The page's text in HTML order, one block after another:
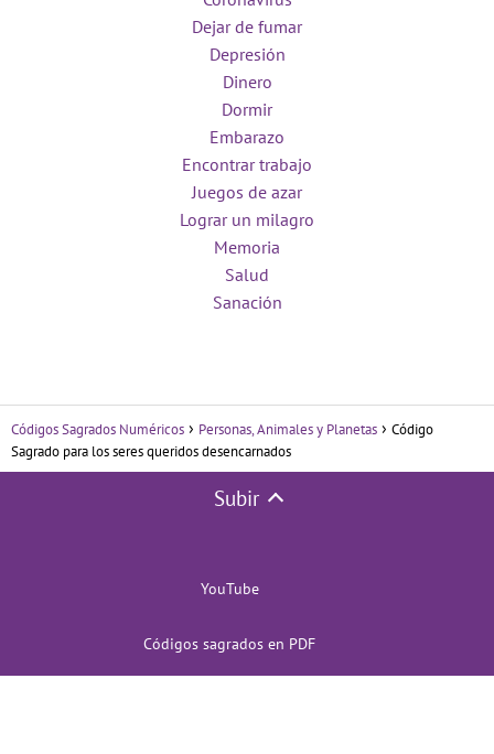
Dejar de fumar
Depresión
Dinero
Dormir
Embarazo
Encontrar trabajo
Juegos de azar
Lograr un milagro
Memoria
Salud
Sanación
Códigos Sagrados Numéricos Personas, Animales y Planetas
Código
Sagrado para los seres queridos desencarnados
Subir
YouTube
Códigos sagrados en PDF